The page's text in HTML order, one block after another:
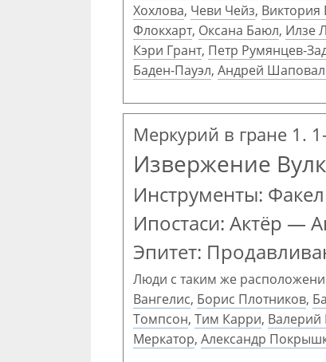
Хохлова, Чеви Чейз,
Флокхарт, Оксана Баюл, Илзе
Кэри Грант, Петр Румянцев-
Баден-Пауэл, Андрей
Меркурий в гране 1.
Извержение
Инструменты:
Ипостаси: Актёр —
Эпитет:
Люди с таким же
Вангелис, Борис Плотников,
Томпсон, Тим Карри, Валерий
Меркатор, Александр